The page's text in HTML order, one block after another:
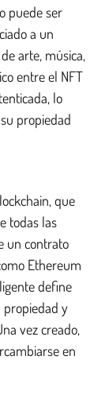
puede ser
a un
arte, música,
entre el NFT
lo
propiedad
que
todas las
un contrato
Ethereum
define
propiedad y
vez creado,
en